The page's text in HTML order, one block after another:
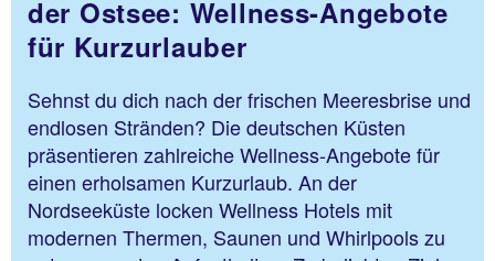
der Ostsee: Wellness-Angebote
für Kurzurlauber
Sehnst du dich nach der frischen Meeresbrise und
endlosen Stränden? Die deutschen Küsten
präsentieren zahlreiche Wellness-Angebote für
einen erholsamen Kurzurlaub. An der
Nordseeküste locken Wellness Hotels mit
modernen Thermen, Saunen und Whirlpools zu